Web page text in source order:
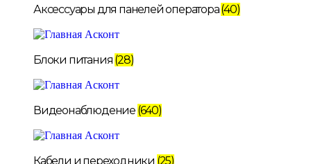
Аксессуары для панелей оператора(40)
Блоки питания (28)
Видеонаблюдение (640)
Кабели и переходники (25)